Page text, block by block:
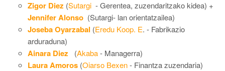
Zigor Diez (Sutargi - Gerentea, zuzendaritzako kidea) +
Jennifer Alonso (Sutargi- lan orientatzailea)
Joseba Oyarzabal (Eredu Koop. E. - Fabrikazio
arduraduna)
Ainara Diez (Akaba- Managerra)
Laura Amoros (Oiarso Bexen- Finantza zuzendaria)